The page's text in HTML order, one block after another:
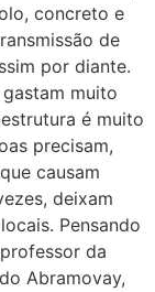
concreto e
de
por diante.
muito
é muito
precisam,
causam
deixam
Pensando
da
Abramovay,